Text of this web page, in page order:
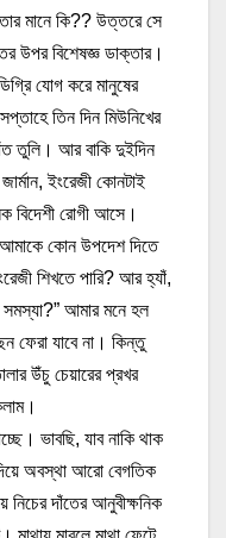
মানে কি?? উত্তরে সে
উপর বিশেষজ্ঞ ডাক্তার।
যোগ করে মানুষের
তিন দিন মিউনিখের
তুলি। আর বাকি দুইদিন
ইংরেজী কোনটাই
বিদেশী রোগী আসে।
কোন উপদেশ দিতে
শিখতে পারি? আর হ্যাঁ,
আমার মনে হল
ফেরা যাবে না। কিন্তু
উঁচু চেয়ারের প্রখর
ভাবছি, যাব নাকি থাক
অবস্থা আরো বেগতিক
দাঁতের আনুবীক্ষনিক